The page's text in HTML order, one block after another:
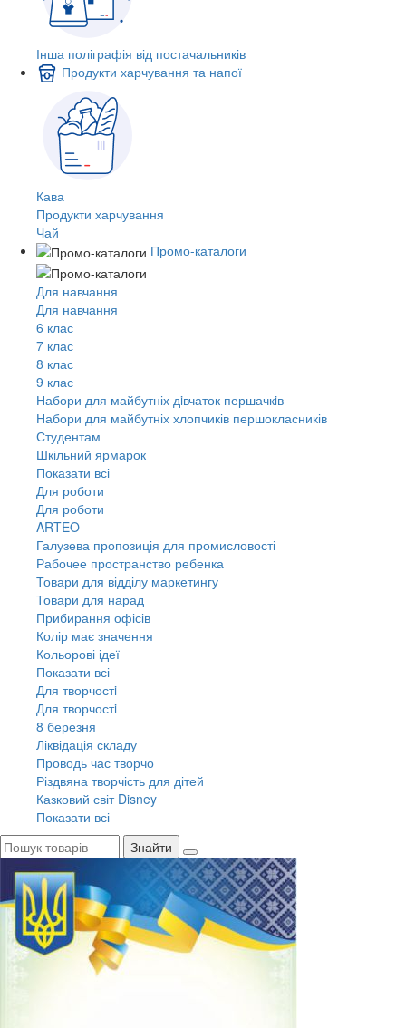
Інша поліграфія від постачальників
Продукти харчування та напої
Кава
Продукти харчування
Чай
Промо-каталоги
Для навчання
Для навчання
6 клас
7 клас
8 клас
9 клас
Набори для майбутніх дiвчаток першачкiв
Набори для майбутніх хлопчиків першокласників
Студентам
Шкільний ярмарок
Показати всі
Для роботи
Для роботи
ARTEO
Галузева пропозиція для промисловості
Рабочее пространство ребенка
Товари для відділу маркетингу
Товари для нарад
Прибирання офісів
Колір має значення
Кольорові ідеї
Показати всі
Для творчостi
Для творчостi
8 березня
Ліквідація складу
Проводь час творчо
Різдвяна творчість для дітей
Казковий світ Disney
Показати всі
Знайти